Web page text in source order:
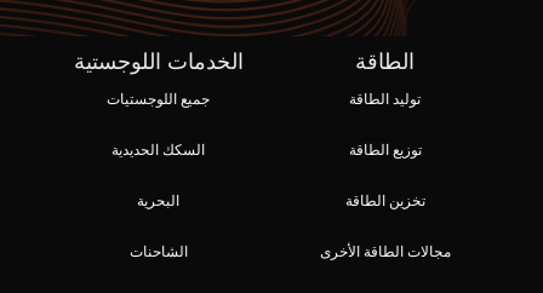
الطاقة
توليد الطاقة
توزيع الطاقة
تخزين الطاقة
مجالات الطاقة الأخرى
الخدمات اللوجستية
جميع اللوجستيات
السكك الحديدية
البحرية
الشاحنات